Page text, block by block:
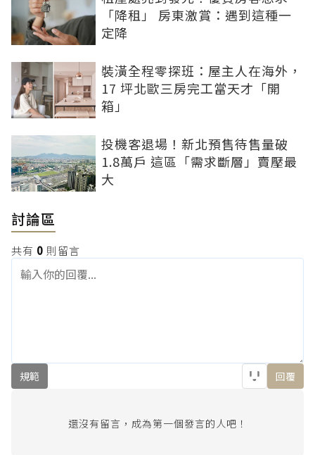
「降租」 房東激賞：遇到這種一
定降
裝潢全程零探班：屋主人在海外，
17 坪北歐三房完工當天才「開
箱」
投機客退場！新北預售待售量破
1.8萬戶 這區「需求斷層」賣壓最
大
討論區
共有 0 則留言
規範 回覆
還沒有留言，成為第一個發言的人吧！